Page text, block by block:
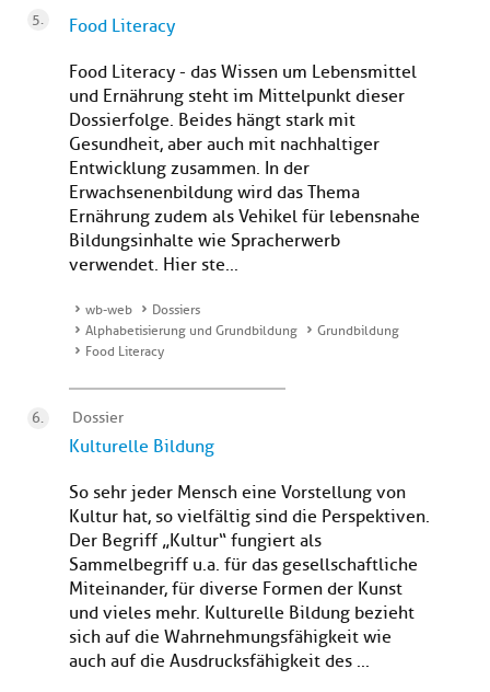
Food Literacy
Food Literacy - das Wissen um Lebensmittel
und Ernährung steht im Mittelpunkt dieser
Dossierfolge. Beides hängt stark mit
Gesundheit, aber auch mit nachhaltiger
Entwicklung zusammen. In der
Erwachsenenbildung wird das Thema
Ernährung zudem als Vehikel für lebensnahe
Bildungsinhalte wie Spracherwerb
verwendet. Hier ste...
wb-web
Dossiers
Alphabetisierung und Grundbildung
Grundbildung
Food Literacy
Dossier
Kulturelle Bildung
So sehr jeder Mensch eine Vorstellung von
Kultur hat, so vielfältig sind die Perspektiven.
Der Begriff „Kultur“ fungiert als
Sammelbegriff u.a. für das gesellschaftliche
Miteinander, für diverse Formen der Kunst
und vieles mehr. Kulturelle Bildung bezieht
sich auf die Wahrnehmungsfähigkeit wie
auch auf die Ausdrucksfähigkeit des ...